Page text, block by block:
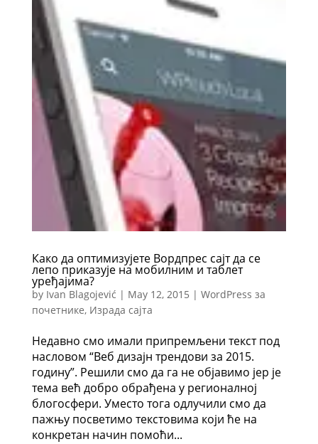
Како да оптимизујете Вордпрес сајт да се
лепо приказује на мобилним и таблет
уређајима?
by Ivan Blagojević | May 12, 2015 | WordPress за
почетнике, Израда сајта
Недавно смо имали припремљени текст под
насловом “Веб дизајн трендови за 2015.
годину”. Решили смо да га не објавимо јер је
тема већ добро обрађена у регионалној
блогосфери. Уместо тога одлучили смо да
пажњу посветимо текстовима који ће на
конкретан начин помоћи...